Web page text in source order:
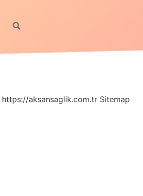
https://aksansaglik.com.tr Sitemap